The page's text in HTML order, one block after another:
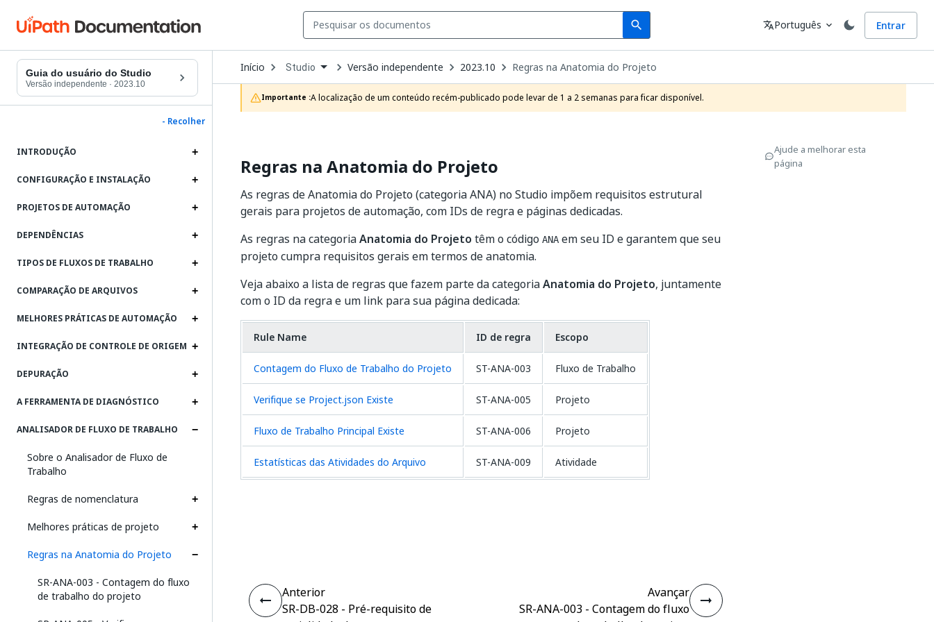
search
Search Idioma
translatePortuguês expand_more Entrar
Guia do usuário do Studio
Versão independente · 2023.10
- Recolher
INTRODUÇÃO
CONFIGURAÇÃO E INSTALAÇÃO
PROJETOS DE AUTOMAÇÃO
DEPENDÊNCIAS
TIPOS DE FLUXOS DE TRABALHO
COMPARAÇÃO DE ARQUIVOS
MELHORES PRÁTICAS DE AUTOMAÇÃO
INTEGRAÇÃO DE CONTROLE DE ORIGEM
DEPURAÇÃO
A FERRAMENTA DE DIAGNÓSTICO
ANALISADOR DE FLUXO DE TRABALHO
Sobre o Analisador de Fluxo de
Trabalho
Regras de nomenclatura
Melhores práticas de projeto
Regras na Anatomia do Projeto
SR-ANA-003 - Contagem do fluxo
de trabalho do projeto
Início Open
Dropdown
to
choose
product
Studio Versão independente 2023.10 Regras na Anatomia do Projeto
Importante :A localização de um conteúdo recém-publicado pode levar de 1 a 2 semanas para ficar disponível.
Regras na Anatomia do Projeto
As regras de Anatomia do Projeto (categoria ANA) no Studio impõem requisitos estrutural
gerais para projetos de automação, com IDs de regra e páginas dedicadas.
As regras na categoriaAnatomia do Projeto têm o código ANA em seu ID e garantem que seu
projeto cumpra requisitos gerais em termos de anatomia.
Veja abaixo a lista de regras que fazem parte da categoriaAnatomia do Projeto, juntamente
com o ID da regra e um link para sua página dedicada:
Rule Name ID de regra Escopo
Contagem do Fluxo de Trabalho do Projeto ST-ANA-003 Fluxo de Trabalho
Verifique se Project.json Existe ST-ANA-005 Projeto
Fluxo de Trabalho Principal Existe ST-ANA-006 Projeto
Estatísticas das Atividades do Arquivo ST-ANA-009 Atividade
Ajude a melhorar esta
página
Anterior
SR-DB-028 - Pré-requisito de
Avançar
SR-ANA-003 - Contagem do fluxo